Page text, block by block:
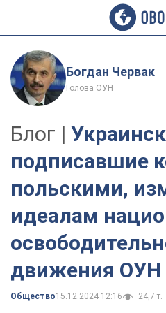
Богдан Червак
Голова ОУН
Блог |
подписавшие
польскими,
идеалам
движения ОУН
Общество15.12.2024 12:16 24,7 т.